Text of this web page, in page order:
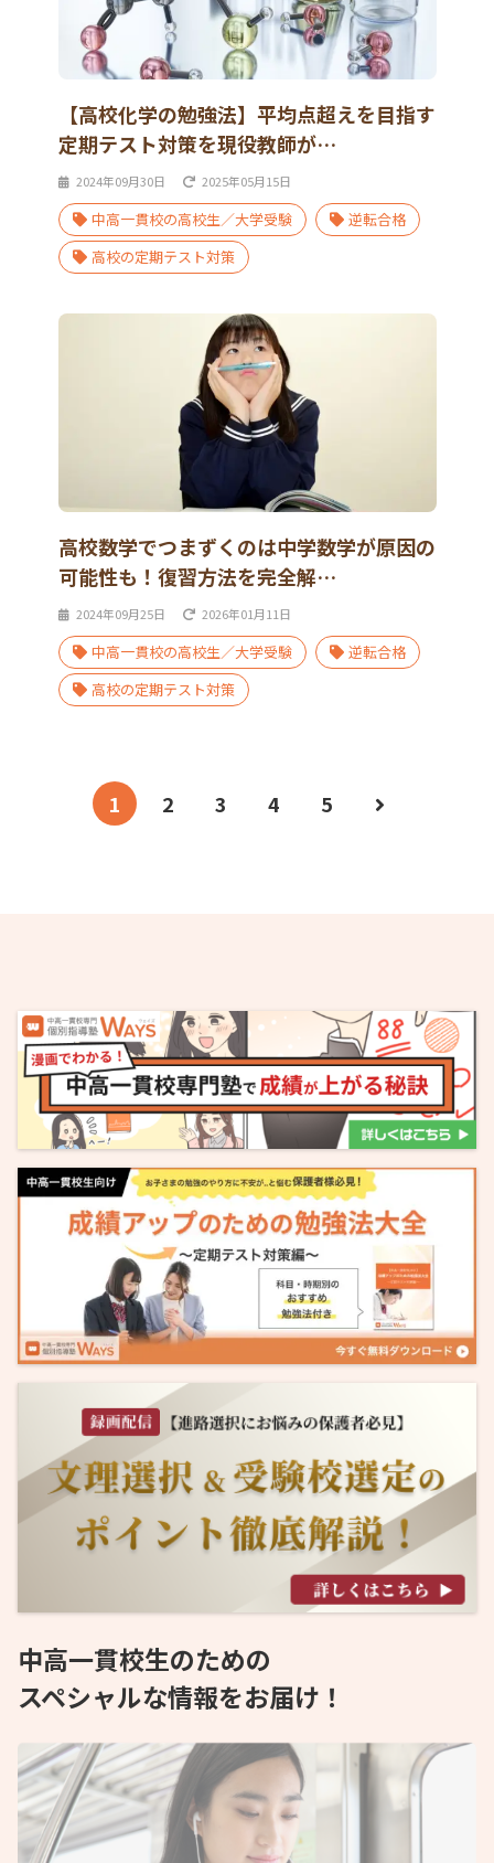
【高校化学の勉強法】平均点超えを目指す
定期テスト対策を現役教師が…
2024年09月30日 2025年05月15日
中高一貫校の高校生／大学受験
逆転合格
高校の定期テスト対策
高校数学でつまずくのは中学数学が原因の
可能性も！復習方法を完全解…
2024年09月25日 2026年01月11日
中高一貫校の高校生／大学受験
逆転合格
高校の定期テスト対策
1 2 3 4 5
中高一貫校生のための
スペシャルな情報をお届け！